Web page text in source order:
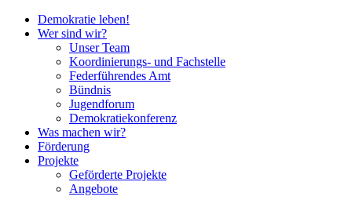
Demokratie leben!
Wer sind wir?
Unser Team
Koordinierungs- und Fachstelle
Federführendes Amt
Bündnis
Jugendforum
Demokratiekonferenz
Was machen wir?
Förderung
Projekte
Geförderte Projekte
Angebote